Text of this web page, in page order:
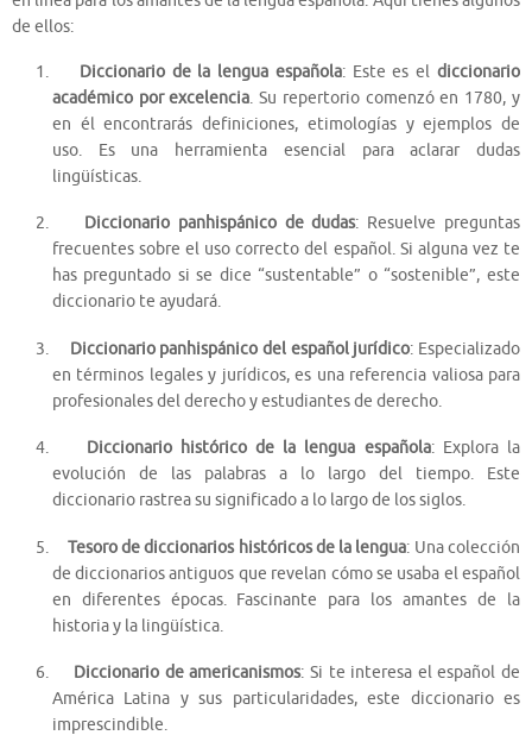
de ellos:
Diccionario de la lengua española: Este es eldiccionario
académico por excelencia. Su repertorio comenzó en 1780, y
en él encontrarás definiciones, etimologías y ejemplos de
uso. Es una herramienta esencial para aclarar dudas
lingüísticas.
Diccionario panhispánico de dudas: Resuelve preguntas
frecuentes sobre el uso correcto del español. Si alguna vez te
has preguntado si se dice “sustentable” o “sostenible”, este
diccionario te ayudará.
Diccionario panhispánico del español jurídico: Especializado
en términos legales y jurídicos, es una referencia valiosa para
profesionales del derecho y estudiantes de derecho.
Diccionario histórico de la lengua española: Explora la
evolución de las palabras a lo largo del tiempo. Este
diccionario rastrea su significado a lo largo de los siglos.
Tesoro de diccionarios históricos de la lengua: Una colección
de diccionarios antiguos que revelan cómo se usaba el español
en diferentes épocas. Fascinante para los amantes de la
historia y la lingüística.
Diccionario de americanismos: Si te interesa el español de
América Latina y sus particularidades, este diccionario es
imprescindible.